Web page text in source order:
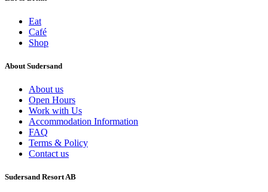
Eat
Café
Shop
About Sudersand
About us
Open Hours
Work with Us
Accommodation Information
FAQ
Terms & Policy
Contact us
Sudersand Resort AB